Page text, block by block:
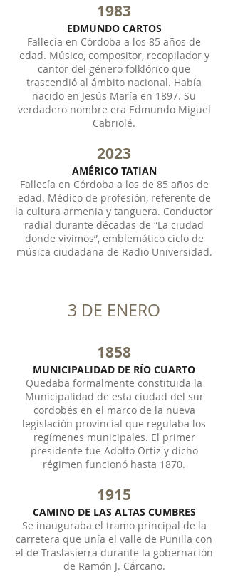
1983
EDMUNDO CARTOS
Fallecía en Córdoba a los 85 años de
edad. Músico, compositor, recopilador y
cantor del género folklórico que
trascendió al ámbito nacional. Había
nacido en Jesús María en 1897. Su
verdadero nombre era Edmundo Miguel
Cabriolé.
2023
AMÉRICO TATIAN
Fallecía en Córdoba a los de 85 años de
edad. Médico de profesión, referente de
la cultura armenia y tanguera. Conductor
radial durante décadas de “La ciudad
donde vivimos”, emblemático ciclo de
música ciudadana de Radio Universidad.
3 DE ENERO
1858
MUNICIPALIDAD DE RÍO CUARTO
Quedaba formalmente constituida la
Municipalidad de esta ciudad del sur
cordobés en el marco de la nueva
legislación provincial que regulaba los
regímenes municipales. El primer
presidente fue Adolfo Ortiz y dicho
régimen funcionó hasta 1870.
1915
CAMINO DE LAS ALTAS CUMBRES
Se inauguraba el tramo principal de la
carretera que unía el valle de Punilla con
el de Traslasierra durante la gobernación
de Ramón J. Cárcano.